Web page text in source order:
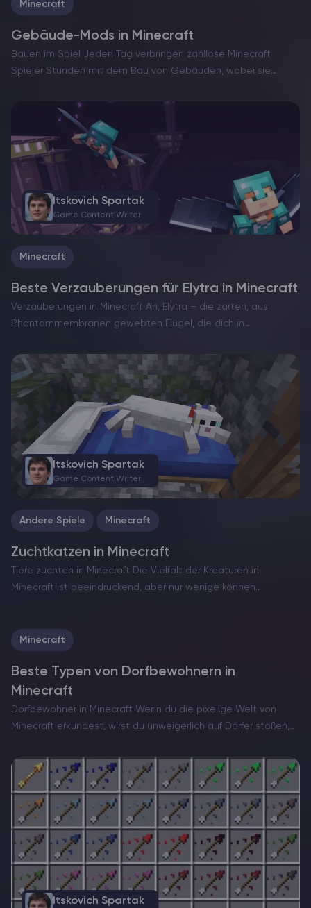
Minecraft
Gebäude-Mods in Minecraft
Bauen im Spiel Jeden Tag verbringen zahllose Minecraft
Spieler Stunden mit dem Bau von Gebäuden, wobei sie
du nun einfache Häuser oder majestätische Festungen…
Itskovich Spartak
Game Content Writer
Minecraft
Beste Verzauberungen für Elytra in Minecraft
Verzauberungen in Minecraft Ah, Elytra – die zarten, aus
Phantommembranen gewebten Flügel, die dich in
leider sind sie nicht unzerstörbar und nutzen sich schnell ab.
Auf Minecraft…
Itskovich Spartak
Game Content Writer
Andere Spiele Minecraft
Zuchtkatzen in Minecraft
Tiere züchten in Minecraft Die Vielfalt der Kreaturen in
Minecraft ist beeindruckend, aber nur wenige können
Katzen…
Itskovich Spartak
Minecraft
Beste Typen von Dorfbewohnern in
Minecraft
Dorfbewohner in Minecraft Wenn du die pixelige Welt von
Minecraft erkundest, wirst du unweigerlich auf Dörfer stoßen,
Siedlungen sind die Heimat von Dorfbewohnern – NSCs, mit…
Itskovich Spartak